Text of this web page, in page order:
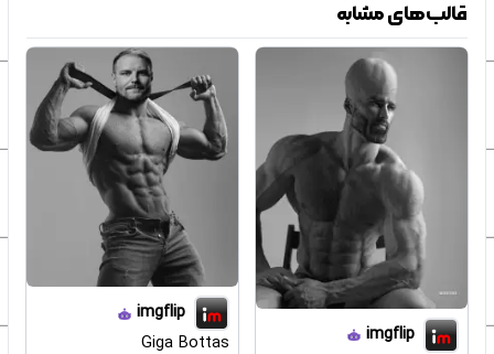
قالب‌های مشابه
imgflip
imgflip
Giga Bottas